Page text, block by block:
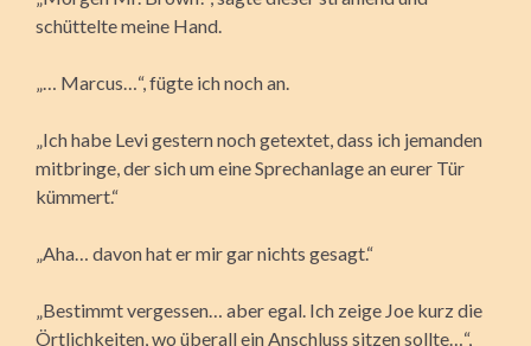
schüttelte meine Hand.
„… Marcus…“, fügte ich noch an.
„Ich habe Levi gestern noch getextet, dass ich jemanden
mitbringe, der sich um eine Sprechanlage an eurer Tür
kümmert.“
„Aha… davon hat er mir gar nichts gesagt.“
„Bestimmt vergessen… aber egal. Ich zeige Joe kurz die
Örtlichkeiten, wo überall ein Anschluss sitzen sollte…“,